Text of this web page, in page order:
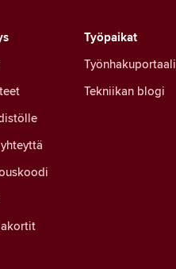
Työpaikat
Työnhakuportaali
Tekniikan blogi